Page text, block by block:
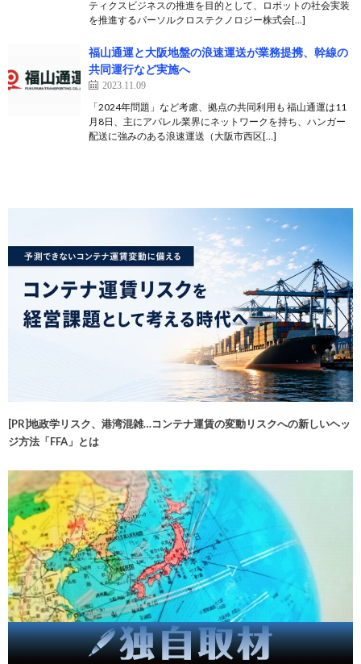
ティクスビジネスの推進を目的として、ロボットの社会実装
を推進するパーソルクロステクノロジー株式会[…]
福山通運と大阪地盤の浪速運送が業務提携、幹線の
共同運行など実施へ
2023.11.09
「2024年問題」など考慮、拠点の共同利用も 福山通運は11
月8日、主にアパレル業界にネットワークを持ち、ハンガー
配送に強みのある浪速運送（大阪市西区[…]
[PR]地政学リスク、港湾混雑…コンテナ運賃の変動リスクへの新しいヘッ
ジ方法「FFA」とは